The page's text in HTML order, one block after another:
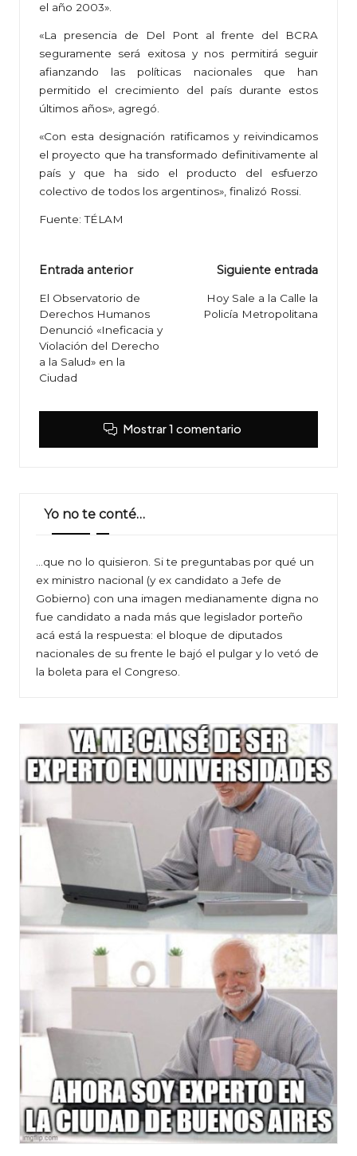
el año 2003».
«La presencia de Del Pont al frente del BCRA
seguramente será exitosa y nos permitirá seguir
afianzando las políticas nacionales que han
permitido el crecimiento del país durante estos
últimos años», agregó.
«Con esta designación ratificamos y reivindicamos
el proyecto que ha transformado definitivamente al
país y que ha sido el producto del esfuerzo
colectivo de todos los argentinos», finalizó Rossi.
Fuente: TÉLAM
Navegación
de
entradas
Entrada anterior
El Observatorio de
Derechos Humanos
Denunció «Ineficacia y
Violación del Derecho
a la Salud» en la
Ciudad
Siguiente entrada
Hoy Sale a la Calle la
Policía Metropolitana
Mostrar 1 comentario
Yo no te conté…
…que no lo quisieron. Si te preguntabas por qué un
ex ministro nacional (y ex candidato a Jefe de
Gobierno) con una imagen medianamente digna no
fue candidato a nada más que legislador porteño
acá está la respuesta: el bloque de diputados
nacionales de su frente le bajó el pulgar y lo vetó de
la boleta para el Congreso.